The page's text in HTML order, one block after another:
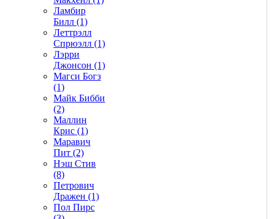
Ламбир
Билл (1)
Леттрэлл
Спрюэлл (1)
Лэрри
Джонсон (1)
Магси Богз
(1)
Майк Бибби
(2)
Маллин
Крис (1)
Маравич
Пит (2)
Нэш Стив
(8)
Петрович
Дражен (1)
Пол Пирс